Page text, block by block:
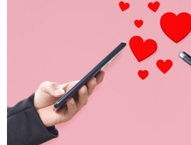
empresas
jogos
esportivos”